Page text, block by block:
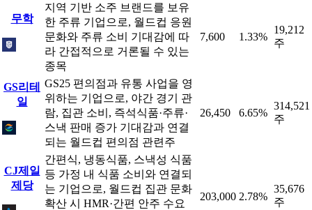
무학
지역 기반 소주 브랜드를 보유
한 주류 기업으로, 월드컵 응원
문화와 주류 소비 기대감에 따
라 간접적으로 거론될 수 있는
종목
7,600 1.33%
19,212
주
GS리테
일
GS25 편의점과 유통 사업을 영
위하는 기업으로, 야간 경기 관
람, 집관 소비, 즉석식품·주류·
스낵 판매 증가 기대감과 연결
되는 월드컵 편의점 관련주
26,450 6.65%
314,521
주
CJ제일
제당
간편식, 냉동식품, 스낵성 식품
등 가정 내 식품 소비와 연결되
는 기업으로, 월드컵 집관 문화
확산 시 HMR·간편 안주 수요
203,000 2.78%
35,676
주